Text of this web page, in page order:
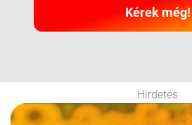
Kérek még!
Hirdetés